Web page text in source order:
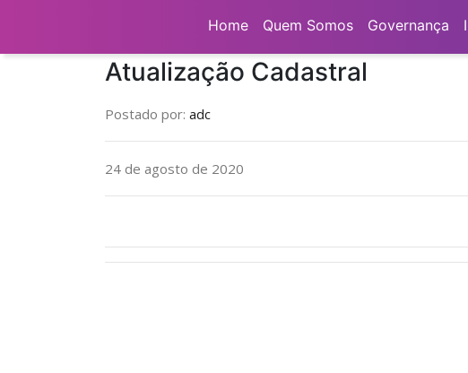
Home Quem Somos Governança
Formulários Atualização Cadastral
Atualização Cadastral
Postado por: adc
24 de agosto de 2020